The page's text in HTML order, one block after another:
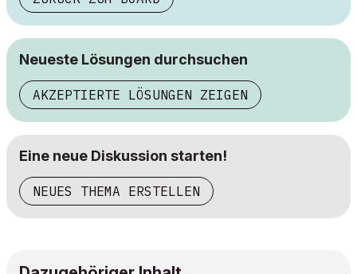
Neueste Lösungen durchsuchen
AKZEPTIERTE LÖSUNGEN ZEIGEN
Eine neue Diskussion starten!
NEUES THEMA ERSTELLEN